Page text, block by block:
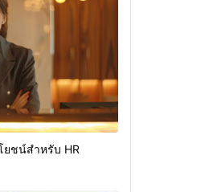
ยชน์สำหรับ HR